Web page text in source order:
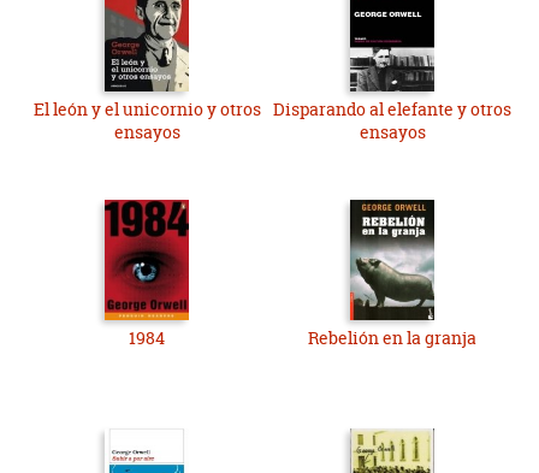
El león y el unicornio y otros
ensayos
Disparando al elefante y otros
ensayos
1984 Rebelión en la granja